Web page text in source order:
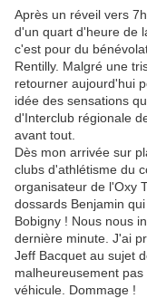
Après un réveil vers
d'un quart d'heure de
c'est pour du
Rentilly. Malgré une
retourner aujourd'hui
idée des sensations
d'Interclub régionale
avant tout.
Dès mon arrivée sur
clubs d'athlétisme du
organisateur de l'Oxy
dossards Benjamin
Bobigny ! Nous nous
dernière minute. J'ai
Jeff Bacquet au sujet
malheureusement
véhicule. Dommage !